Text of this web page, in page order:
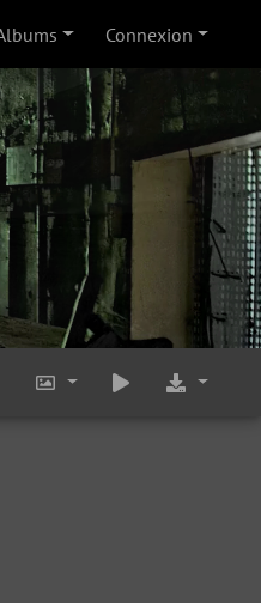
Connexion